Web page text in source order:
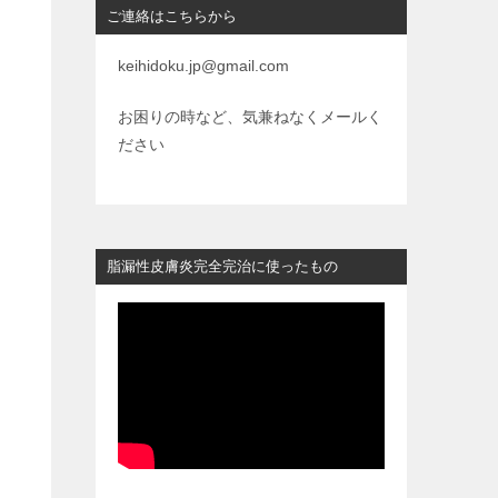
ご連絡はこちらから
keihidoku.jp@gmail.com
お困りの時など、気兼ねなくメールく
ださい
脂漏性皮膚炎完全完治に使ったもの